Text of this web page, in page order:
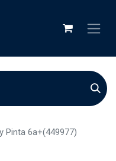
Pinta 6a+(449977)